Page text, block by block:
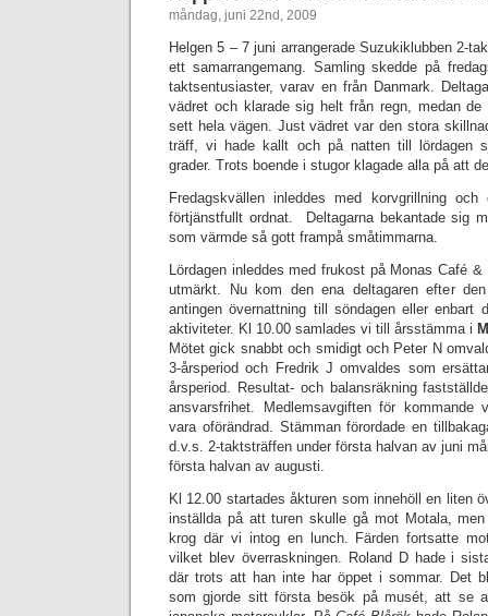
måndag, juni 22nd, 2009
Helgen 5 – 7 juni arrangerade Suzukiklubben 2-
ett samarrangemang. Samling skedde på
taktsentusiaster, varav en från Danmark.
vädret och klarade sig helt från regn, medan
sett hela vägen. Just vädret var den stora
träff, vi hade kallt och på natten till lördagen
grader. Trots boende i stugor klagade alla på att
Fredagskvällen inleddes med korvgrillning
förtjänstfullt ordnat. Deltagarna bekantade sig
som värmde så gott frampå småtimmarna.
Lördagen inleddes med frukost på Monas Café
utmärkt. Nu kom den ena deltagaren efter
antingen övernattning till söndagen eller enbart
aktiviteter. Kl 10.00 samlades vi till årsstämma i
Mötet gick snabbt och smidigt och Peter N
3-årsperiod och Fredrik J omvaldes som
årsperiod. Resultat- och balansräkning
ansvarsfrihet. Medlemsavgiften för kommande
vara oförändrad. Stämman förordade en
d.v.s. 2-taktsträffen under första halvan av juni
första halvan av augusti.
Kl 12.00 startades åkturen som innehöll en liten
inställda på att turen skulle gå mot Motala,
krog där vi intog en lunch. Färden fortsatte
vilket blev överraskningen. Roland D hade i
där trots att han inte har öppet i sommar. Det
som gjorde sitt första besök på musét, att se